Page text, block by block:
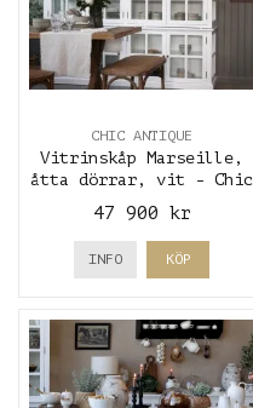
CHIC ANTIQUE
Vitrinskåp Marseille,
åtta dörrar, vit - Chic
Antique
47 900 kr
INFO KÖP